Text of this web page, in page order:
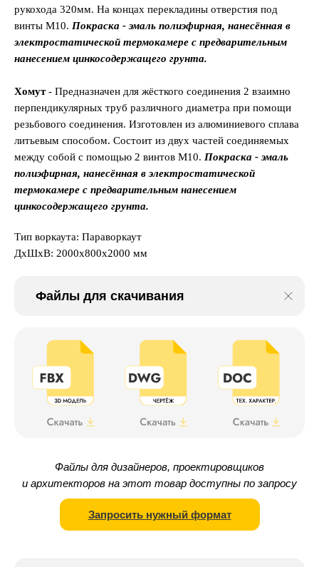
рукохода 320мм. На концах перекладины отверстия под
винты М10. Покраска - эмаль полиэфирная, нанесённая в
электростатической термокамере с предварительным
нанесением цинкосодержащего грунта.
Хомут- Предназначен для жёсткого соединения 2 взаимно
перпендикулярных труб различного диаметра при помощи
резьбового соединения. Изготовлен из алюминиевого сплава
литьевым способом. Состоит из двух частей соединяемых
между собой с помощью 2 винтов М10. Покраска - эмаль
полиэфирная, нанесённая в электростатической
термокамере с предварительным нанесением
цинкосодержащего грунта.
Тип воркаута: Параворкаут
ДxШxВ: 2000x800x2000 мм
Файлы для скачивания
Файлы для дизайнеров, проектировщиков
и архитекторов на этот товар доступны по запросу
Запросить нужный формат